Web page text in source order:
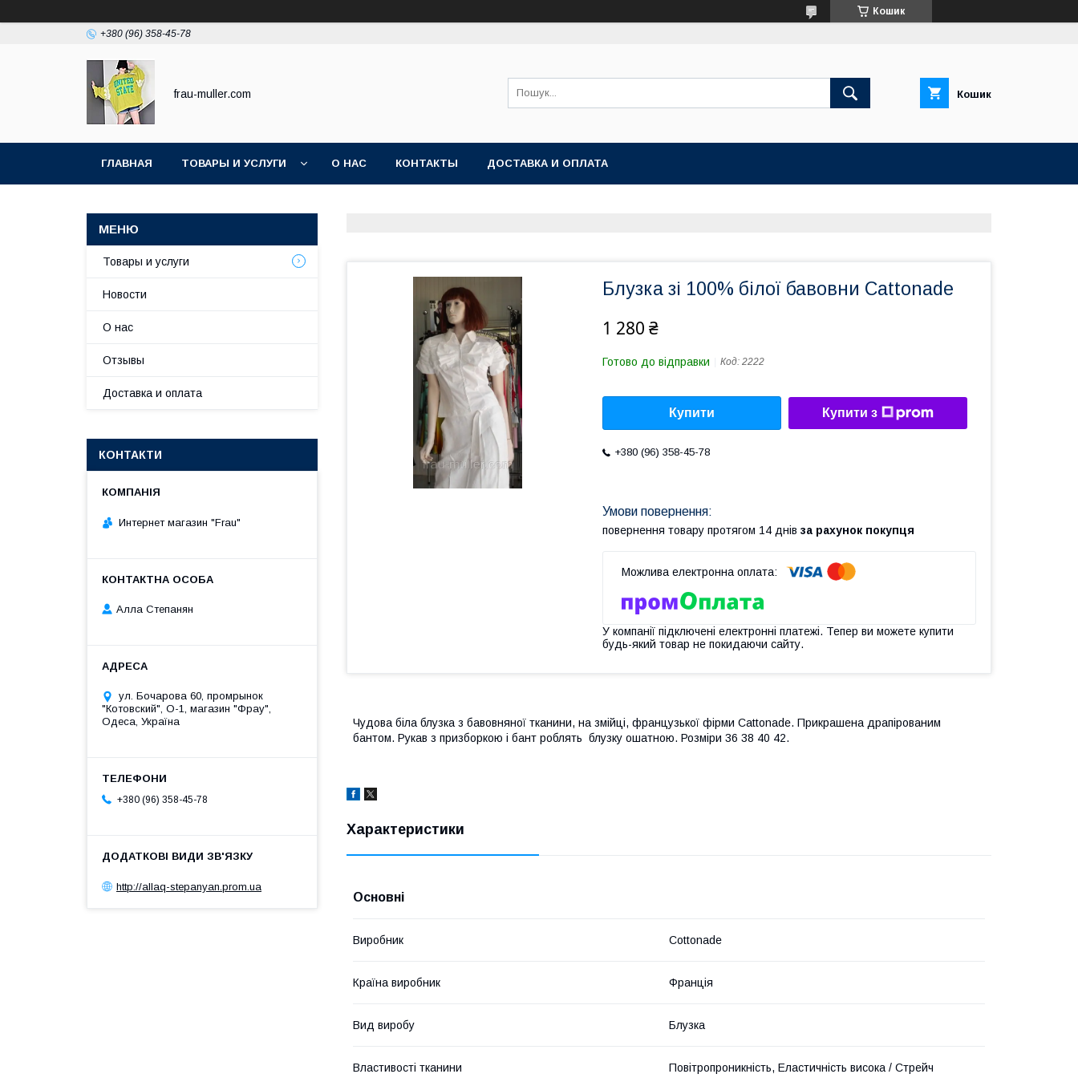
Кошик
+380 (96) 358-45-78
frau-muller.com Кошик
ГЛАВНАЯ ТОВАРЫ И УСЛУГИ О НАС КОНТАКТЫ ДОСТАВКА И ОПЛАТА
Блузка зі 100% білої бавовни Cattonade
1 280 ₴
Готово до відправки Код: 2222
Купити Купити з
+380 (96) 358-45-78
повернення товару протягом 14 днів за рахунок покупця
У компанії підключені електронні платежі. Тепер ви можете купити
будь-який товар не покидаючи сайту.
Чудова біла блузка з бавовняної тканини, на змійці, французької фірми Cattonade. Прикрашена драпірованим
бантом. Рукав з призборкою і бант роблять блузку ошатною. Розміри 36 38 40 42.
Характеристики
Основні
Виробник Cottonade
Країна виробник Франція
Вид виробу Блузка
Властивості тканини Повітропроникність, Еластичність висока / Стрейч
Товары и услуги
Новости
О нас
Отзывы
Доставка и оплата
КОНТАКТИ
Интернет магазин "Frau"
Алла Степанян
ул. Бочарова 60, промрынок
"Котовский", О-1, магазин "Фрау",
Одеса, Україна
+380 (96) 358-45-78
http://allaq-stepanyan.prom.ua